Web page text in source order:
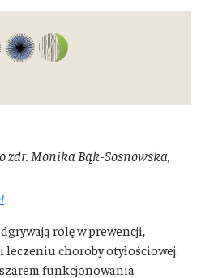
zdr. Monika Bąk-Sosnowska,
rolę w prewencji,
choroby otyłościowej.
funkcjonowania